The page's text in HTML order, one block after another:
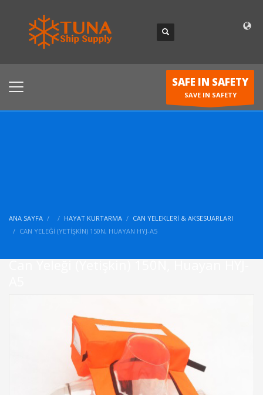
SAFE IN SAFETY
SAVE IN SAFETY
ANA SAYFA HAYAT KURTARMA
CAN YELEKLERI & AKSESUARLARI
CAN YELEĞI (YETIŞKIN) 150N, HUAYAN HYJ-A5
Can Yeleği (Yetişkin) 150N, Huayan HYJ-